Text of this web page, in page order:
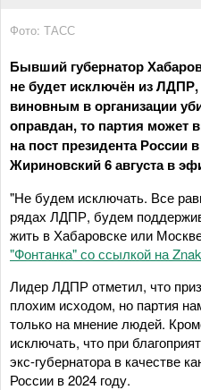
Фото: ТАСС
Бывший губернатор
не будет исключён из
виновным в организации
оправдан, то партия может
на пост президента России
Жириновский 6 августа в
"Не будем исключать. Все
рядах ЛДПР, будем
жить в Хабаровске или
"Фонтанка" со ссылкой на Znak
Лидер ЛДПР отметил, что
плохим исходом, но партия
только на мнение людей.
исключать, что при
экс-губернатора в качестве
России в 2024 году.